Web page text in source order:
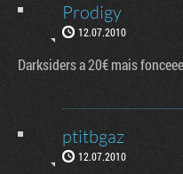
Prodigy
12.07.2010
Darksiders a 20€ mais
ptitbgaz
12.07.2010